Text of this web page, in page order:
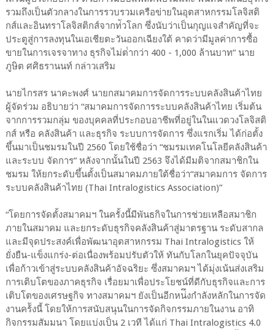
รวมถึงเป็นตัวกลางในการรวบรวมเครือข่ายในอุตสาหกรรมโลจิสติ
กส์และอินทราโลจิสติกส์จากท่ัวโลก ซึ่งนับว่าเป็นกุญแจสําคัญที่จะ
ประตูสู่การลงทุนในเอเชียตะวันออกเฉียงใต้ คาดว่ามีมูลค่าการซื้อ
ขายในการเจรจาทาง ธุรกิจไม่ต่ํากว่า 400 - 1,000 ล้านบาท” นาย
ภูษิต ศศิธรานนท์ กล่าวเสริม
นายไกรสร นาคะพงศ์ นายกสมาคมการจัดการระบบคลังสินค้าไทย
ผู้จัดร่วม อธิบายว่า “สมาคมการจัดการระบบคลังสินค้าไทย เริ่มต้น
จากการรวมกลุ่ม ของบุคคลที่ประกอบอาชีพที่อยู่ในในแวดวงโลจิสติ
กส์ หรือ คลังสินค้า และธุรกิจ ระบบการจัดการ ซึ่งแรกเริ่ม ได้ก่อตั้ง
ขึ้นมาเป็นชมรมในปี 2560 โดยใช้ชื่อว่า “ชมรมเทคโนโลยีคลังสินค้า
และระบบ จัดการ” หลังจากนั้นในปี 2563 จึงได้มีมติจากสมาชิกใน
ชมรม ให้ยกระดับขึ้นตั้งเป็นสมาคมภายใต้ชื่อว่า“สมาคมการ จัดการ
ระบบคลังสินค้าไทย (Thai Intralogistics Association)”
“โดยการจัดตั้งสมาคมฯ ในครั้งนี้มีพันธกิจในการช่วยเหลือสมาชิก
ภายในสมาคม และยกระดับธุรกิจคลังสินค้าสู่มาตรฐาน ระดับสากล
และมีจุดประสงค์เพื่อพัฒนาอุตสาหกรรม Thai Intralogistics ให้
ยั่งยืน-แข็งแกร่ง-ต่อเนื่องพร้อมปรับตัวให้ ทันกับโลกในยุคปัจจุบัน
เพื่อก้าวเข้าสู่ระบบคลังสินค้าอัจฉริยะ ซึ่งสมาคมฯ ได้มุ่งเน้นส่งเสริม
การเติบโตของภาคธุรกิจ เรื่อยมาเพื่อประโยชน์ที่ดีกับธุรกิจและการ
เติบโตของเศรษฐกิจ ทางสมาคมฯ ยังเป็นอีกหน่ึงกําลังหลักในการจัด
งานคร้ังนี้ โดยให้การสนับสนุนในการจัดกิจกรรมภายในงาน อาทิ
กิจกรรมสัมมนา โดยแบ่งเป็น 2 เวที ได้แก่ Thai Intralogistics 4.0